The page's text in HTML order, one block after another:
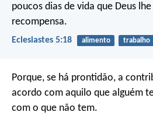
poucos dias de vida que Deus
recompensa.
Eclesiastes 5:18 alimento trabalho
Porque, se há prontidão, a
acordo com aquilo que alguém
com o que não tem.